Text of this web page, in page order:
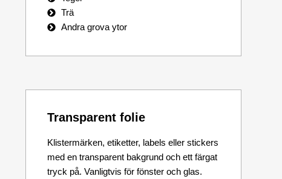
Trä
Andra grova ytor
Transparent folie
Klistermärken, etiketter, labels eller stickers
med en transparent bakgrund och ett färgat
tryck på. Vanligtvis för fönster och glas.